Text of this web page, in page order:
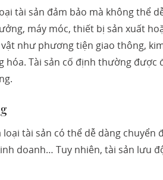
tài sản đảm bảo mà không thể
máy móc, thiết bị sản xuất
như phương tiện giao thông,
hóa. Tài sản cố định thường
loại tài sản có thể dễ dàng
doanh… Tuy nhiên, tài sản lưu